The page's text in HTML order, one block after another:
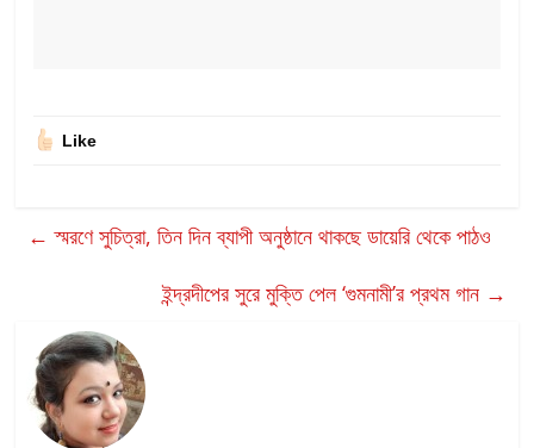
Like
← স্মরণে সুচিত্রা, তিন দিন ব্যাপী অনুষ্ঠানে থাকছে ডায়েরি থেকে পাঠও
ইন্দ্রদীপের সুরে মুক্তি পেল ‘গুমনামী’র প্রথম গান →